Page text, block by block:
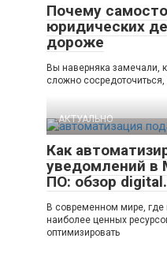
Почему
юридических
дороже
Вы наверняка замечали,
сложно
АКТУАЛЬНО
Как
уведомлений
ПО: обзор
В современном мире, где
наиболее ценных
оптимизировать